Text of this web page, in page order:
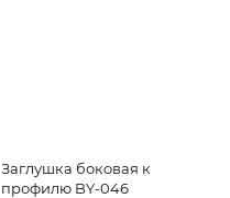
Заглушка боковая к
профилю BY-046